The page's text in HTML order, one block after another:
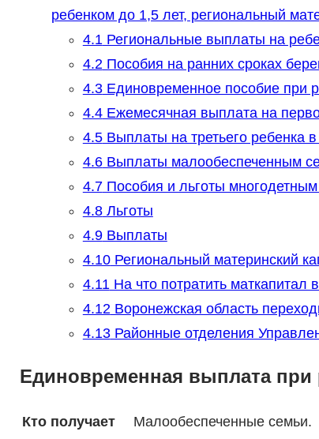
ребенком до 1,5 лет, региональный
4.1Региональные выплаты на
4.2Пособия на ранних сроках
4.3Единовременное пособие при
4.4Ежемесячная выплата на
4.5Выплаты на третьего ребенка
4.6Выплаты малообеспеченным
4.7Пособия и льготы
4.8Льготы
4.9Выплаты
4.10Региональный материнский
4.11На что потратить маткапитал
4.12Воронежская область
4.13Районные отделения
Единовременная выплата при
Кто получает Малообеспеченные семьи.